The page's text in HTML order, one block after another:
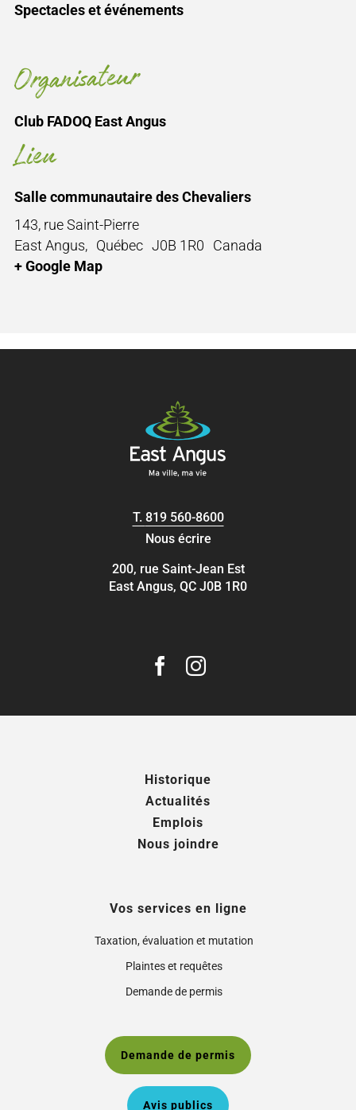
Spectacles et événements
Lieu
Salle communautaire des Chevaliers
143, rue Saint-Pierre
East Angus, Québec J0B 1R0
Canada
+ Google Map
Organisateur
Club FADOQ East Angus
T. 819 560-8600
Nous écrire
200, rue Saint-Jean Est
East Angus, QC J0B 1R0
Historique
Actualités
Emplois
Nous joindre
Vos services en ligne
Taxation, évaluation et mutation
Plaintes et requêtes
Demande de permis
Demande de permis
Avis publics